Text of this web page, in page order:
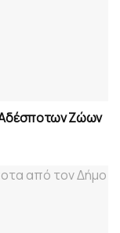
Αδέσποτων Ζώων